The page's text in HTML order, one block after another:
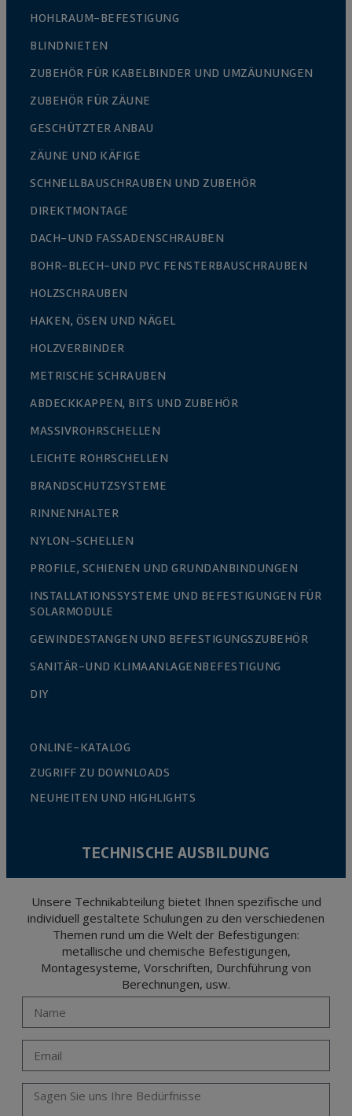
HOHLRAUM-BEFESTIGUNG
BLINDNIETEN
ZUBEHÖR FÜR KABELBINDER UND UMZÄUNUNGEN
ZUBEHÖR FÜR ZÄUNE
GESCHÜTZTER ANBAU
ZÄUNE UND KÄFIGE
SCHNELLBAUSCHRAUBEN UND ZUBEHÖR
DIREKTMONTAGE
DACH-UND FASSADENSCHRAUBEN
BOHR-BLECH-UND PVC FENSTERBAUSCHRAUBEN
HOLZSCHRAUBEN
HAKEN, ÖSEN UND NÄGEL
HOLZVERBINDER
METRISCHE SCHRAUBEN
ABDECKKAPPEN, BITS UND ZUBEHÖR
MASSIVROHRSCHELLEN
LEICHTE ROHRSCHELLEN
BRANDSCHUTZSYSTEME
RINNENHALTER
NYLON-SCHELLEN
PROFILE, SCHIENEN UND GRUNDANBINDUNGEN
INSTALLATIONSSYSTEME UND BEFESTIGUNGEN FÜR
SOLARMODULE
GEWINDESTANGEN UND BEFESTIGUNGSZUBEHÖR
SANITÄR-UND KLIMAANLAGENBEFESTIGUNG
DIY
ONLINE-KATALOG
ZUGRIFF ZU DOWNLOADS
NEUHEITEN UND HIGHLIGHTS
TECHNISCHE AUSBILDUNG
Unsere Technikabteilung bietet Ihnen spezifische und
individuell gestaltete Schulungen zu den verschiedenen
Themen rund um die Welt der Befestigungen:
metallische und chemische Befestigungen,
Montagesysteme, Vorschriften, Durchführung von
Berechnungen, usw.